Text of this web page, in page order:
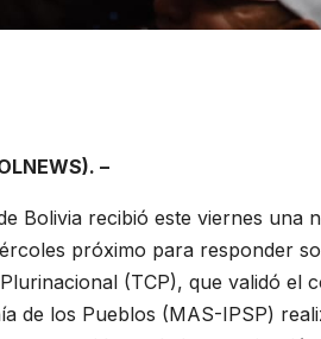
–
Bolivia recibió este viernes una
próximo para responder
(TCP), que validó el
de los Pueblos (MAS-IPSP)